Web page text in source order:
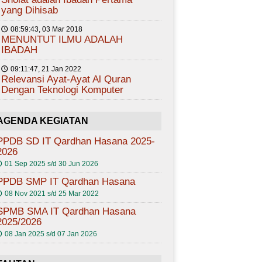
yang Dihisab
🕔 08:59:43, 03 Mar 2018
MENUNTUT ILMU ADALAH
IBADAH
🕔 09:11:47, 21 Jan 2022
Relevansi Ayat-Ayat Al Quran
Dengan Teknologi Komputer
KEGIATAN
SD IT Qardhan Hasana 2025-
01 Sep 2025 s/d 30 Jun 2026
SMP IT Qardhan Hasana
08 Nov 2021 s/d 25 Mar 2022
SMA IT Qardhan Hasana
2026
08 Jan 2025 s/d 07 Jan 2026